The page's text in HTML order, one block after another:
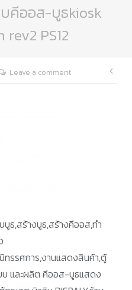
คีออส-บูธkiosk
PS12
Leave a comment
แน
ธ,สร้างบูธ,สร้างคีออส,ทำ
ทรรศการ,งานแสดงสินค้า,ตู้
บ และผลิต คีออส-บูธแสดง